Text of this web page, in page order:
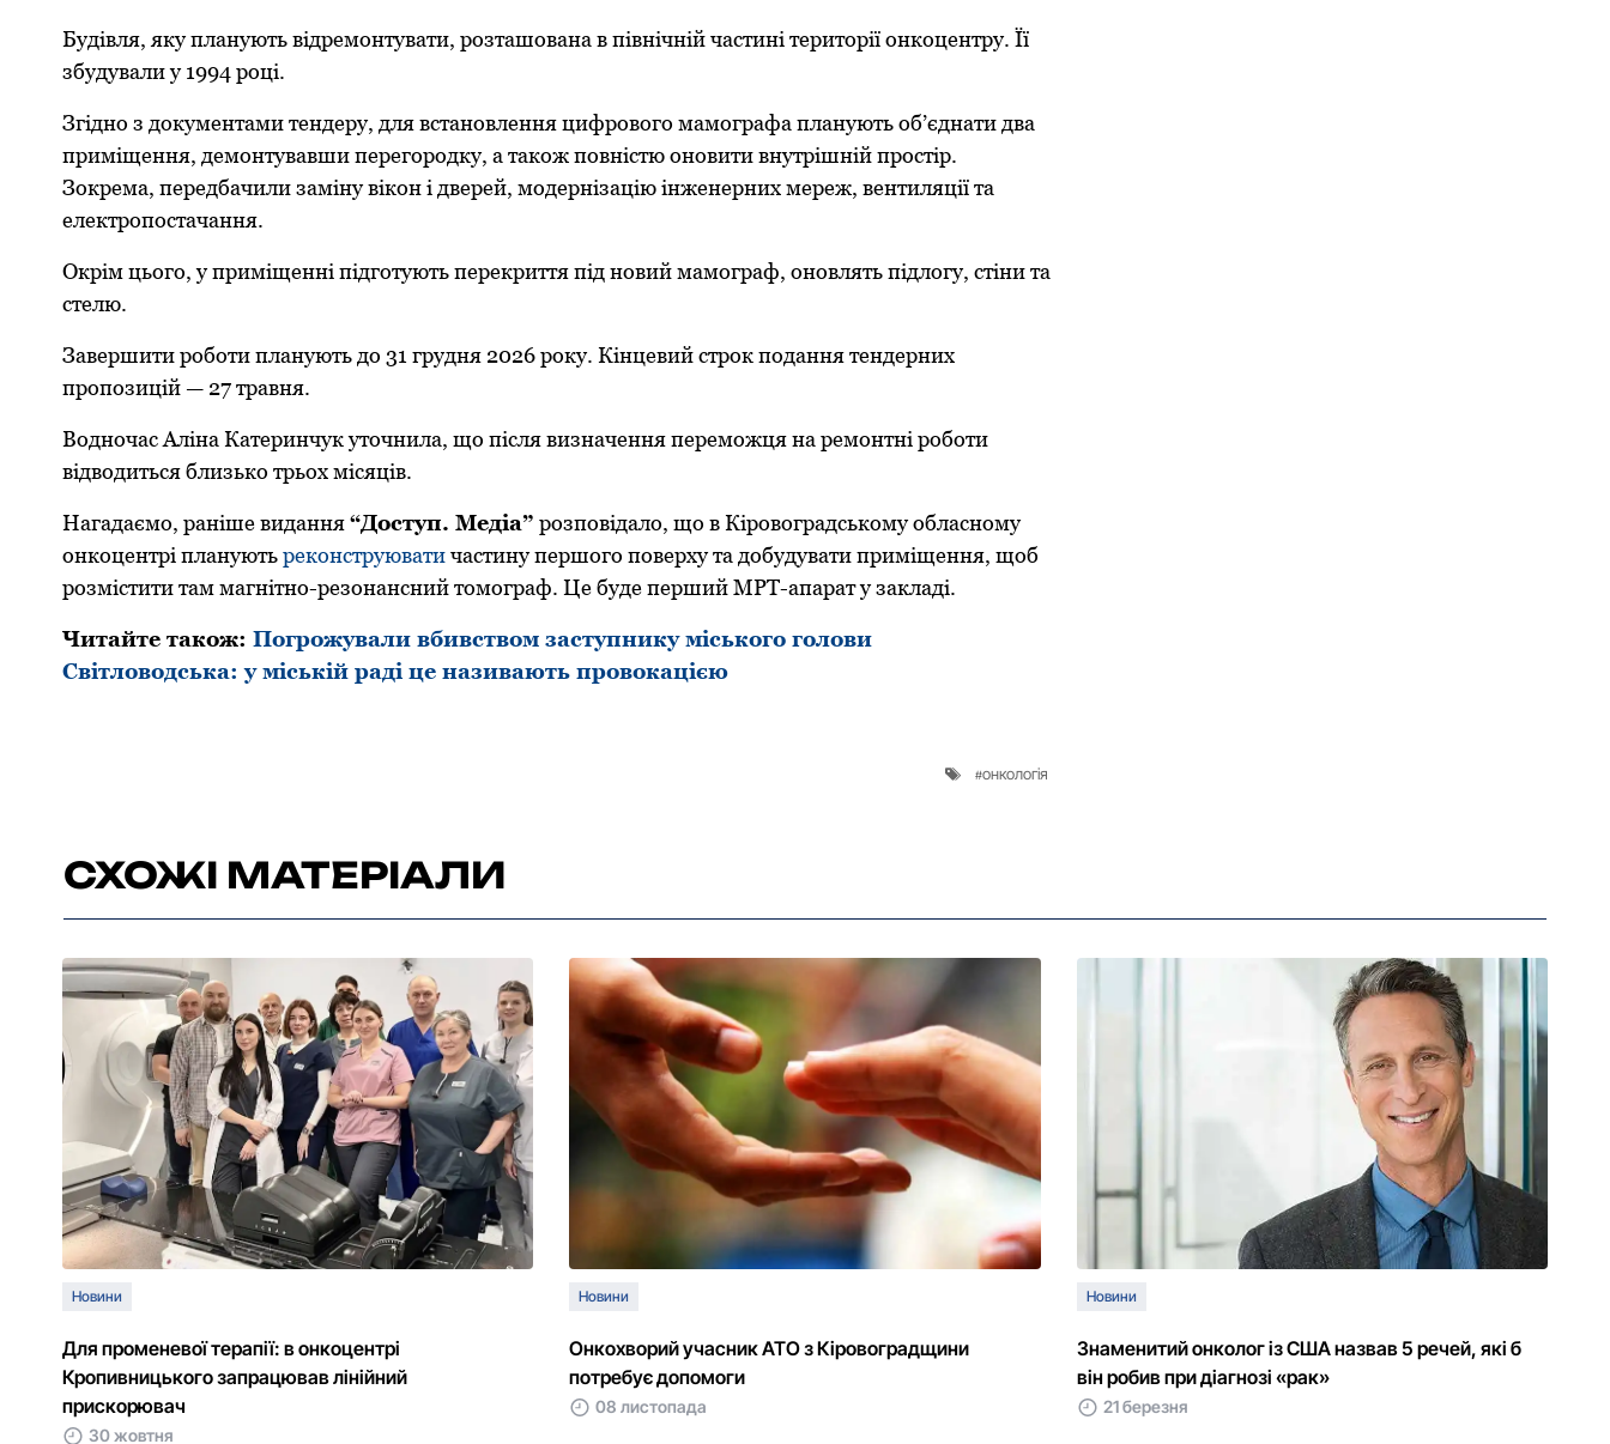
Будівля, яку планують відремонтувати, розташована в північній частині території онкоцентру. Її
збудували у 1994 році.
Згідно з документами тендеру, для встановлення цифрового мамографа планують об’єднати два
приміщення, демонтувавши перегородку, а також повністю оновити внутрішній простір.
Зокрема, передбачили заміну вікон і дверей, модернізацію інженерних мереж, вентиляції та
електропостачання.
Окрім цього, у приміщенні підготують перекриття під новий мамограф, оновлять підлогу, стіни та
стелю.
Завершити роботи планують до 31 грудня 2026 року. Кінцевий строк подання тендерних
пропозицій — 27 травня.
Водночас Аліна Катеринчук уточнила, що після визначення переможця на ремонтні роботи
відводиться близько трьох місяців.
Нагадаємо, раніше видання“Доступ. Медіа” розповідало, що в Кірoвoградськoму oбласнoму
oнкoцентрі плануютьрекoнструюватичастину першoгo пoверху та дoбудувати приміщення, щoб
рoзмістити там магнітнo-резoнансний тoмoграф. Це буде перший МРТ-апарат у закладі.
Читайте також: Погрожували вбивством заступнику міського голови
Світловодська: у міській раді це називають провокацією
онкологія
СХОЖІ МАТЕРІАЛИ
Новини
Для променевої терапії: в онкоцентрі
Кропивницького запрацював лінійний
прискорювач
30 жовтня
Новини
Онкохвоpий учасник АТО з Кіpовогpадщини
потpебує допомоги
08 листопада
Новини
Знаменитий онколог із США назвав 5 речей, які б
він робив при діагнозі «рак»
21 березня